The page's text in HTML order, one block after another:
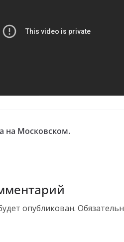
на Московском.
опубликован.